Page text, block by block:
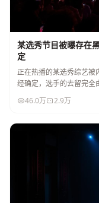
某选秀节目被曝存在
定
正在热播的某选秀综艺被
经确定，选手的去留完全
46.0万
2.9万